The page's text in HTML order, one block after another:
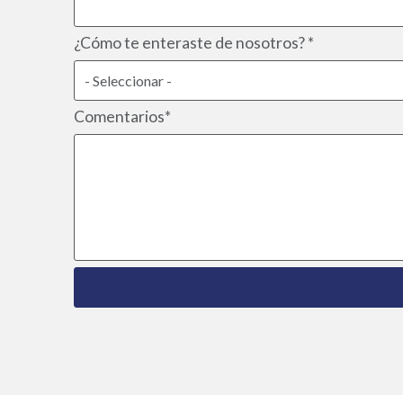
¿Cómo te enteraste de nosotros? *
Comentarios*